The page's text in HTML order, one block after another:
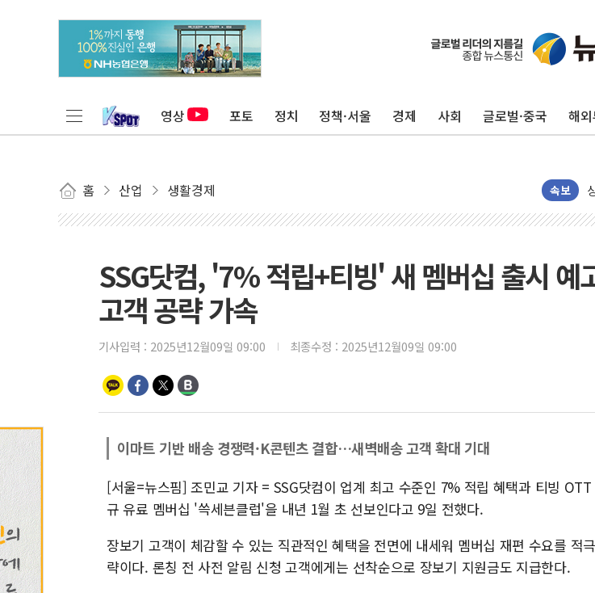
영상 포토 정치 정책·서울 경제 사회 글로벌·중국 해
홈 산업 생활경제 속보
[
[
'
SSG닷컴, '7% 적립+티빙' 새 멤버십 출시
고객 공략 가속
기사입력 : 2025년12월09일 09:00 최종수정 : 2025년12월09일 09:00
이마트 기반 배송 경쟁력·K콘텐츠 결합…새벽배송 고객 확대 기대
[서울=뉴스핌] 조민교 기자 = SSG닷컴이 업계 최고 수준인 7% 적립 혜택과 티빙
규 유료 멤버십 '쓱세븐클럽'을 내년 1월 초 선보인다고 9일 전했다.
장보기 고객이 체감할 수 있는 직관적인 혜택을 전면에 내세워 멤버십 재편 수요를 적
략이다. 론칭 전 사전 알림 신청 고객에게는 선착순으로 장보기 지원금도 지급한다.